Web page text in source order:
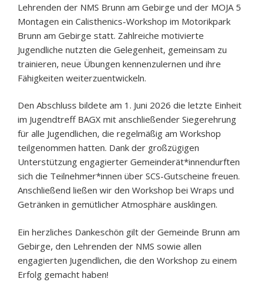
Lehrenden der NMS Brunn am Gebirge und der MOJA 5
Montagen ein Calisthenics-Workshop im Motorikpark
Brunn am Gebirge statt. Zahlreiche motivierte
Jugendliche nutzten die Gelegenheit, gemeinsam zu
trainieren, neue Übungen kennenzulernen und ihre
Fähigkeiten weiterzuentwickeln.
Den Abschluss bildete am 1. Juni 2026 die letzte Einheit
im Jugendtreff BAGX mit anschließender Siegerehrung
für alle Jugendlichen, die regelmäßig am Workshop
teilgenommen hatten. Dank der großzügigen
Unterstützung engagierter Gemeinderät*innendurften
sich die Teilnehmer*innen über SCS-Gutscheine freuen.
Anschließend ließen wir den Workshop bei Wraps und
Getränken in gemütlicher Atmosphäre ausklingen.
Ein herzliches Dankeschön gilt der Gemeinde Brunn am
Gebirge, den Lehrenden der NMS sowie allen
engagierten Jugendlichen, die den Workshop zu einem
Erfolg gemacht haben!